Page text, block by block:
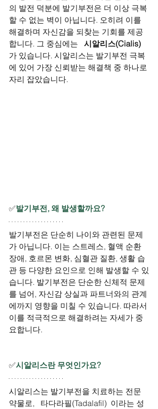
의 발전 덕분에 발기부전은 더 이상 극복
할 수 없는 벽이 아닙니다. 오히려 이를
해결하며 자신감을 되찾는 기회를 제공
합니다. 그 중심에는 시알리스(Cialis)
가 있습니다. 시알리스는 발기부전 극복
에 있어 가장 신뢰받는 해결책 중 하나로
자리 잡았습니다.
✅발기부전, 왜 발생할까요?
발기부전은 단순히 나이와 관련된 문제
가 아닙니다. 이는 스트레스, 혈액 순환
장애, 호르몬 변화, 심혈관 질환, 생활 습
관 등 다양한 요인으로 인해 발생할 수 있
습니다. 발기부전은 단순한 신체적 문제
를 넘어, 자신감 상실과 파트너와의 관계
에까지 영향을 미칠 수 있습니다. 따라서
이를 적극적으로 해결하려는 자세가 중
요합니다.
✅시알리스란 무엇인가요?
시알리스는 발기부전을 치료하는 전문
약물로,   타다라필(Tadalafil)  이라는 성